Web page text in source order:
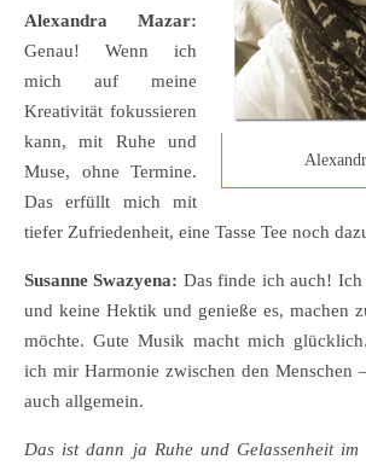
Alexandra Mazar:
Genau! Wenn ich
mich auf meine
Kreativität fokussieren
kann, mit Ruhe und
Muse, ohne Termine.
Das erfüllt mich mit
tiefer Zufriedenheit, eine Tasse Tee noch
Susanne Swazyena: Das finde ich auch! Ich
und keine Hektik und genieße es, machen
möchte. Gute Musik macht mich
ich mir Harmonie zwischen den Menschen
auch allgemein.
Das ist dann ja Ruhe und Gelassenheit